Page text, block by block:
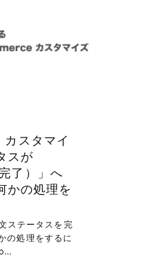
スタマイ
スが
了）」へ
かの処理を
ステータスを完
の処理をするに